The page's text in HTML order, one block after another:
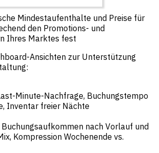
Mindestaufenthalte und Preise für
den Promotions- und
Ihres Marktes fest
Ansichten zur Unterstützung
Minute-Nachfrage, Buchungstempo
Inventar freier Nächte
nach Vorlauf und
Kompression Wochenende vs.